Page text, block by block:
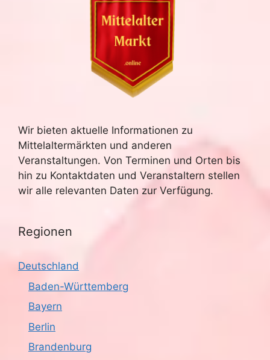
Wir bieten aktuelle Informationen zu
Mittelaltermärkten und anderen
Veranstaltungen. Von Terminen und Orten bis
hin zu Kontaktdaten und Veranstaltern stellen
wir alle relevanten Daten zur Verfügung.
Regionen
Deutschland
Baden-Württemberg
Bayern
Berlin
Brandenburg